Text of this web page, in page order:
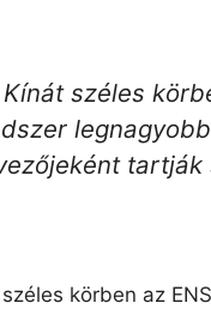
Kínát széles
legnagyobb
tartják
körben az